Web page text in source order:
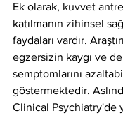
Ek olarak, kuvvet
katılmanın zihinsel
faydaları vardır.
egzersizin kaygı ve
semptomlarını
göstermektedir.
Clinical Psychiatry'de